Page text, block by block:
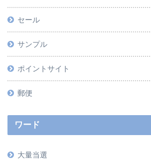
セール
サンプル
ポイントサイト
郵便
ワード
大量当選